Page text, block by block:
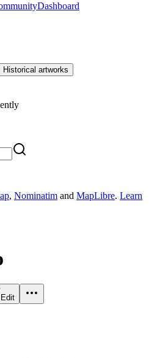
Dashboard
Historical artworks
, Nominatim and MapLibre. Learn
Edit